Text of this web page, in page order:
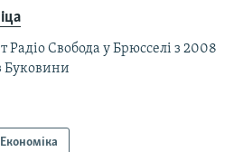
Радіо Свобода у Брюсселі з 2008
Буковини
Економіка